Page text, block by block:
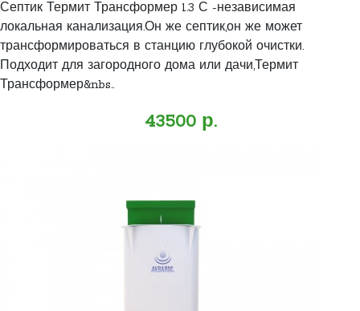
Септик Термит Трансформер 1.3 С -независимая
локальная канализация.Он же септик,он же может
трансформироваться в станцию глубокой очистки.
Подходит для загородного дома или дачи,Термит
Трансформер&nbs..
43500 р.